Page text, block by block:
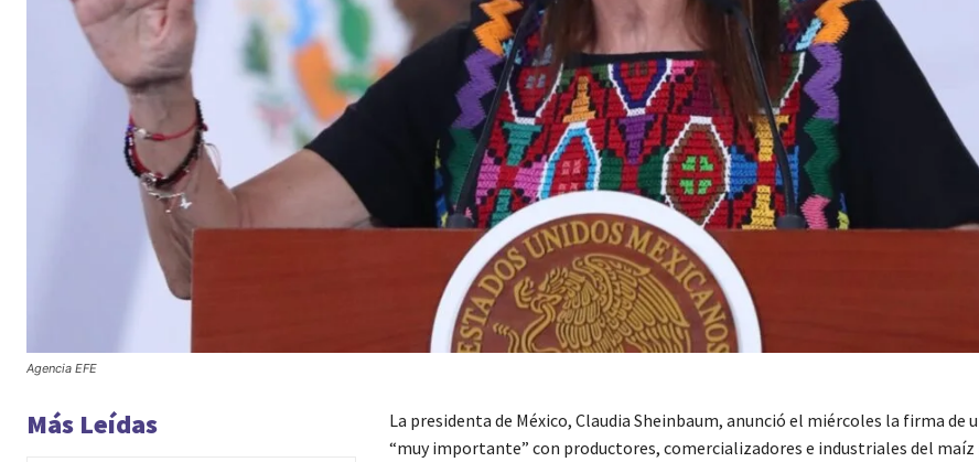
Agencia EFE
Más Leídas
La presidenta de México, Claudia Sheinbaum, anunció el miércoles la firma de
“muy importante” con productores, comercializadores e industriales del maíz